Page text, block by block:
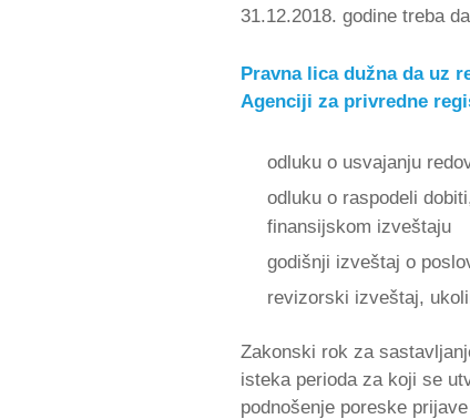
31.12.2018. godine treba
Pravna lica dužna da uz
Agenciji za privredne
odluku o usvajanju
odluku o raspodeli
finansijskom izveštaju
godišnji izveštaj o
revizorski izveštaj,
Zakonski rok za
isteka perioda za koji se
podnošenje poreske